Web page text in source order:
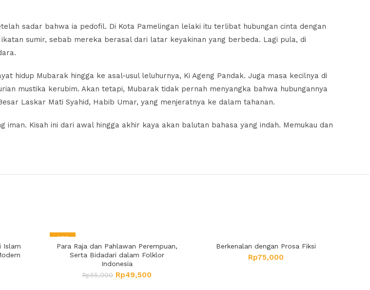
sadar bahwa ia pedofil. Di Kota Pamelingan lelaki itu terlibat hubungan cinta dengan
sumir, sebab mereka berasal dari latar keyakinan yang berbeda. Lagi pula, di
hidup Mubarak hingga ke asal-usul leluhurnya, Ki Ageng Pandak. Juga masa kecilnya di
mustika kerubim. Akan tetapi, Mubarak tidak pernah menyangka bahwa hubungannya
Laskar Mati Syahid, Habib Umar, yang menjeratnya ke dalam tahanan.
iman. Kisah ini dari awal hingga akhir kaya akan balutan bahasa yang indah. Memukau dan
Islam
-10%
Para Raja dan Pahlawan Perempuan,
Serta Bidadari dalam Folklor
Indonesia
Rp55,000 Rp49,500
Berkenalan dengan Prosa Fiksi
Rp75,000